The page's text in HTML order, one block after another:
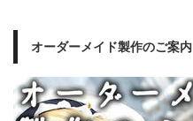
オーダーメイド製作のご案内